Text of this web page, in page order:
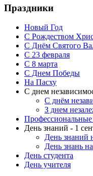
Праздники
Новый Год
С Рождеством
С Днём Святого
С 23 февраля
C 8 марта
С Днем Победы
На Пасху
С днем
С днём
З днем
День знаний - 1
День знаний
День знань
День студента
День учителя